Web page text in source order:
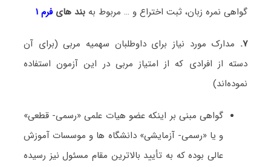
گواهی نمره زبان، ثبت اختراع و … مربوط به بند هایفرم ۱
۷. مدارک مورد نیاز برای داوطلبان سهمیه مربی (برای آن‌
دسته از افرادی که از امتیاز مربی در این آزمون استفاده
نموده‌اند)
گواهی مبنی بر اینکه عضو هیات علمی «رسمی- قطعی»
و یا «رسمی- آزمایشی» دانشگاه ها و موسسات آموزش
عالی بوده که به تأیید بالاترین مقام مسئول نیز رسیده